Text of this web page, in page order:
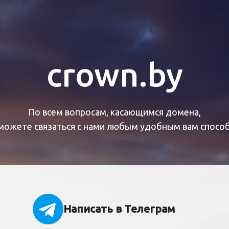
crown.by
По всем вопросам, касающимся домена,
связаться с нами любым удобным вам
Написать в Телеграм